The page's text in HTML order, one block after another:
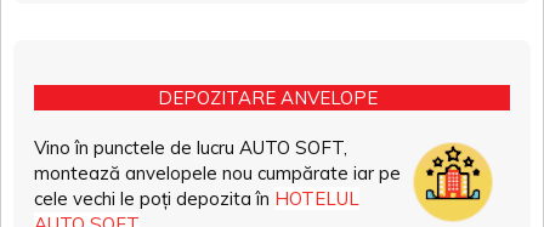
DEPOZITARE ANVELOPE
Vino în punctele de lucru AUTO SOFT,
montează anvelopele nou cumpărate iar pe
cele vechi le poți depozita în HOTELUL